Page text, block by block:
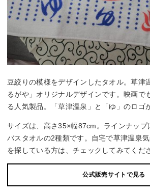
豆絞りの模様をデザインしたタオル。草津
るがや」オリジナルデザインです。映画で
る人気製品。「草津温泉」と「ゆ」のロゴ
サイズは、高さ35×幅87cm。ラインナップ
バスタオルの2種類です。自宅で草津温泉
を探している方は、チェックしてみてくだ
公式販売サイトで見る